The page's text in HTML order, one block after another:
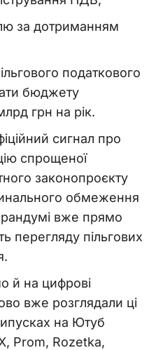
за дотриманням
податкового
бюджету
грн на рік.
сигнал про
спрощеної
законопроєкту
обмеження
вже прямо
перегляду пільгових
й на цифрові
вже розглядали ці
на Ютуб
Prom, Rozetka,